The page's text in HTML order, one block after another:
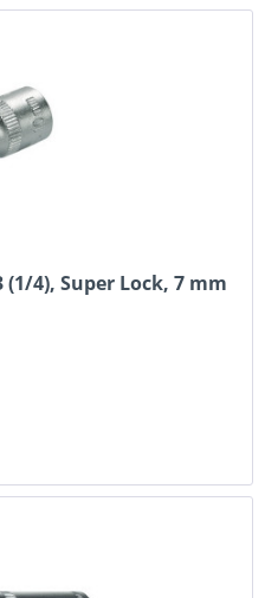
4), Super Lock, 7 mm